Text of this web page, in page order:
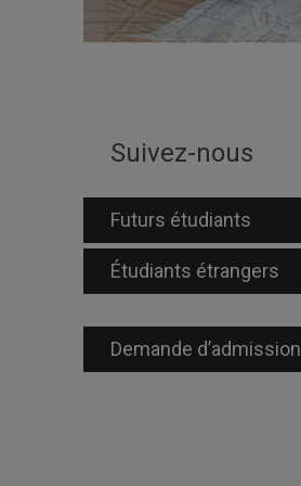
Suivez-nous
Futurs étudiants
Étudiants étrangers
Demande d’admission